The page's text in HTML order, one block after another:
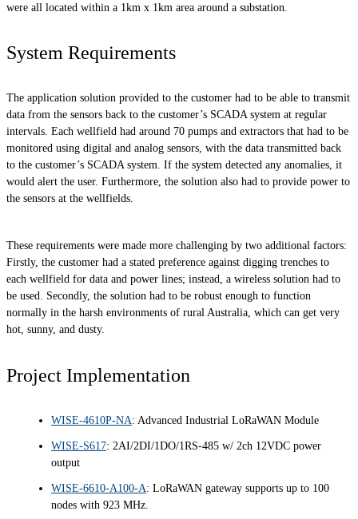
were all located within a 1km x 1km area around a substation.
System Requirements
The application solution provided to the customer had to be able to transmit
data from the sensors back to the customer’s SCADA system at regular
intervals. Each wellfield had around 70 pumps and extractors that had to be
monitored using digital and analog sensors, with the data transmitted back
to the customer’s SCADA system. If the system detected any anomalies, it
would alert the user. Furthermore, the solution also had to provide power to
the sensors at the wellfields.
These requirements were made more challenging by two additional factors:
Firstly, the customer had a stated preference against digging trenches to
each wellfield for data and power lines; instead, a wireless solution had to
be used. Secondly, the solution had to be robust enough to function
normally in the harsh environments of rural Australia, which can get very
hot, sunny, and dusty.
Project Implementation
WISE-4610P-NA: Advanced Industrial LoRaWAN Module
WISE-S617: 2AI/2DI/1DO/1RS-485 w/ 2ch 12VDC power
output
WISE-6610-A100-A: LoRaWAN gateway supports up to 100
nodes with 923 MHz.